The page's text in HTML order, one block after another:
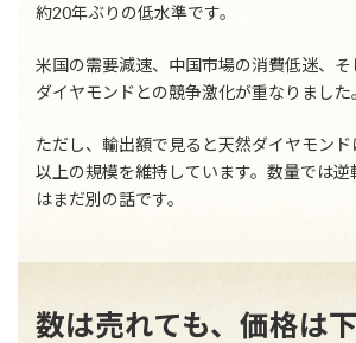
約20年ぶりの低水準です。
米国の需要減速、中国市場の消費低迷、
ダイヤモンドとの競争激化が重なりました
ただし、輸出額で見ると天然ダイヤモン
以上の規模を維持しています。数量では逆
はまだ別の話です。
数は売れても、価格は